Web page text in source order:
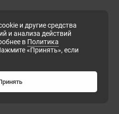
и другие средства
и анализа действий
в Политика
«Принять», если